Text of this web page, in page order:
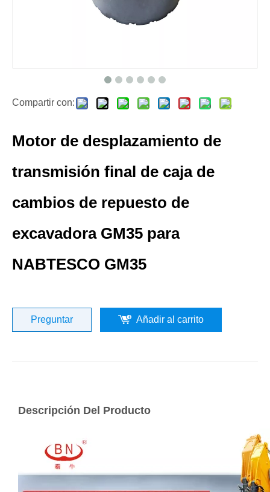
Compartir con:
Motor de desplazamiento de
transmisión final de caja de
cambios de repuesto de
excavadora GM35 para
NABTESCO GM35
Preguntar Añadir al carrito
Descripción Del Producto